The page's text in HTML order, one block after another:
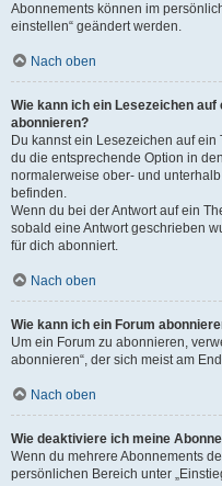
Abonnements können im
einstellen“ geändert werden.
Nach oben
Wie kann ich ein Lesezeichen
abonnieren?
Du kannst ein Lesezeichen auf
du die entsprechende Option in
normalerweise ober- und
befinden.
Wenn du bei der Antwort auf ein
sobald eine Antwort geschrieben
für dich abonniert.
Nach oben
Wie kann ich ein Forum
Um ein Forum zu abonnieren,
abonnieren“, der sich meist am
Nach oben
Wie deaktiviere ich meine
Wenn du mehrere Abonnements
persönlichen Bereich unter